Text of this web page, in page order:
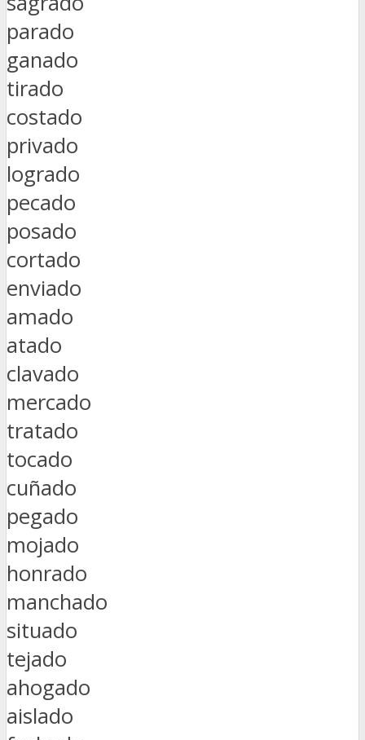
parado
ganado
tirado
costado
privado
logrado
pecado
posado
cortado
enviado
amado
atado
clavado
mercado
tratado
tocado
cuñado
pegado
mojado
honrado
manchado
situado
tejado
ahogado
aislado